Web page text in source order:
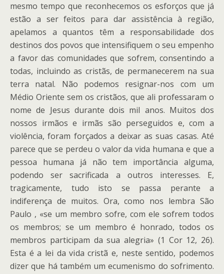
mesmo tempo que reconhecemos os esforços que já
estão a ser feitos para dar assistência à região,
apelamos a quantos têm a responsabilidade dos
destinos dos povos que intensifiquem o seu empenho
a favor das comunidades que sofrem, consentindo a
todas, incluindo as cristãs, de permanecerem na sua
terra natal. Não podemos resignar-nos com um
Médio Oriente sem os cristãos, que ali professaram o
nome de Jesus durante dois mil anos. Muitos dos
nossos irmãos e irmãs são perseguidos e, com a
violência, foram forçados a deixar as suas casas. Até
parece que se perdeu o valor da vida humana e que a
pessoa humana já não tem importância alguma,
podendo ser sacrificada a outros interesses. E,
tragicamente, tudo isto se passa perante a
indiferença de muitos. Ora, como nos lembra São
Paulo , «se um membro sofre, com ele sofrem todos
os membros; se um membro é honrado, todos os
membros participam da sua alegria» (1 Cor 12, 26).
Esta é a lei da vida cristã e, neste sentido, podemos
dizer que há também um ecumenismo do sofrimento.